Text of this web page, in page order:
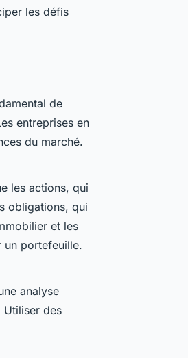
les défis
de
entreprises en
du marché.
les actions, qui
obligations, qui
et les
un portefeuille.
analyse
Utiliser des